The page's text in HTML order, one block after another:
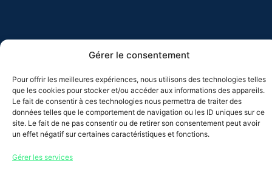
Gérer le consentement
Pour offrir les meilleures expériences, nous utilisons des technologies telles
que les cookies pour stocker et/ou accéder aux informations des appareils.
Le fait de consentir à ces technologies nous permettra de traiter des
données telles que le comportement de navigation ou les ID uniques sur ce
site. Le fait de ne pas consentir ou de retirer son consentement peut avoir
un effet négatif sur certaines caractéristiques et fonctions.
Gérer les services